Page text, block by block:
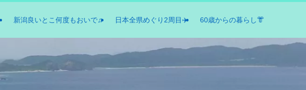
新潟良いとこ何度もおいで♫ 日本全県めぐり2周目✈️ 60歳からの暮らし👘